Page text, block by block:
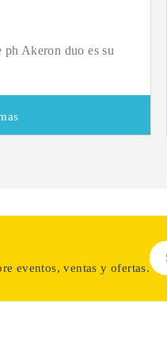
ph Akeron duo es su
eventos, ventas y ofertas.